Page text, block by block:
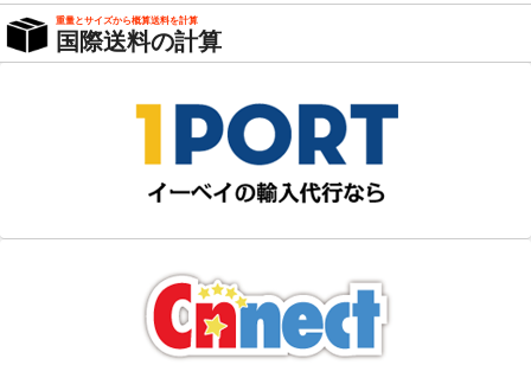
重量とサイズから概算送料を計算
国際送料の計算